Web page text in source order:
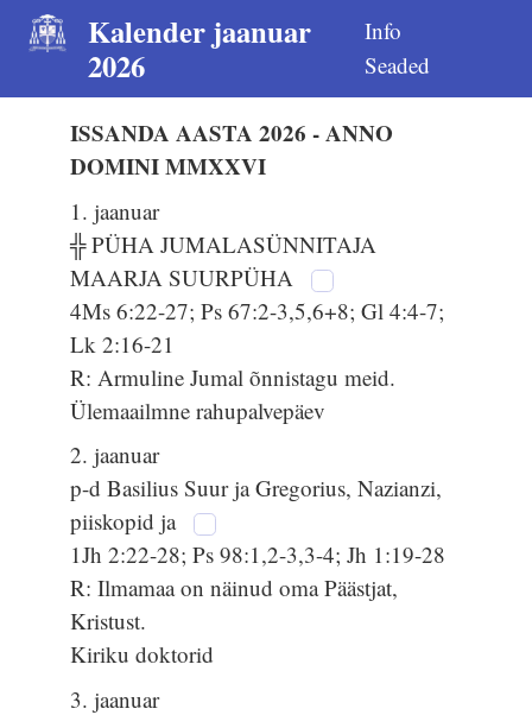
Kalender jaanuar
2026
Info
Seaded
ISSANDA AASTA 2026 - ANNO
DOMINI MMXXVI
1. jaanuar
╬ PÜHA JUMALASÜNNITAJA
MAARJA SUURPÜHA
4Ms 6:22-27; Ps 67:2-3,5,6+8; Gl 4:4-7;
Lk 2:16-21
R: Armuline Jumal õnnistagu meid.
Ülemaailmne rahupalvepäev
2. jaanuar
p-d Basilius Suur ja Gregorius, Nazianzi,
piiskopid ja
1Jh 2:22-28; Ps 98:1,2-3,3-4; Jh 1:19-28
R: Ilmamaa on näinud oma Päästjat,
Kristust.
Kiriku doktorid
3. jaanuar